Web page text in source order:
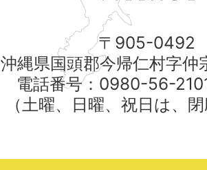
〒905-0492
沖縄県国頭郡今帰仁村字仲
電話番号：0980-56-
（土曜、日曜、祝日は、